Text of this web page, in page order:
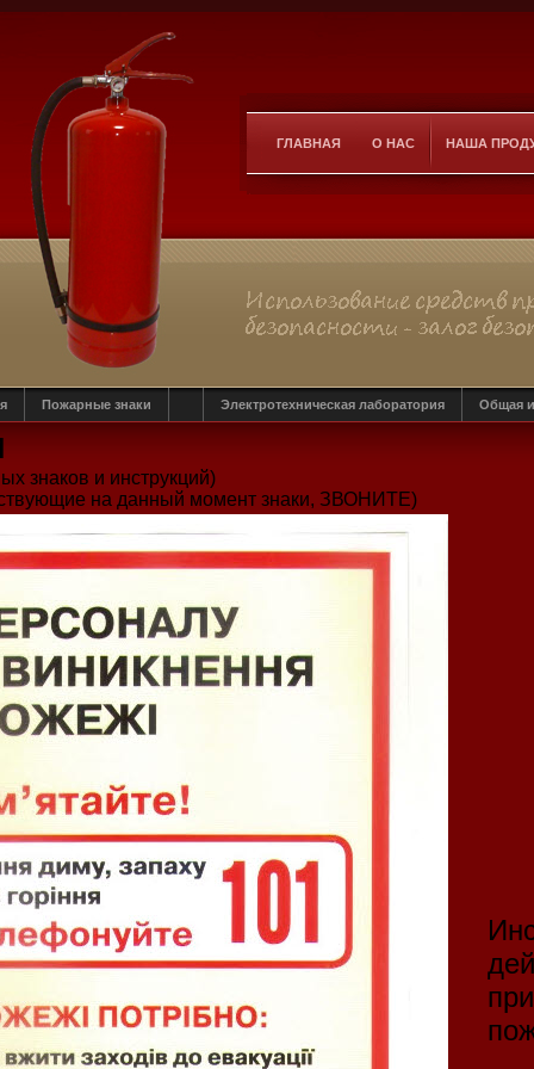
ГЛАВНАЯ О НАС НАША
Пожарные знаки Электротехническая лаборатория Общая
знаков и инструкций)
на данный момент знаки, ЗВОНИТЕ)